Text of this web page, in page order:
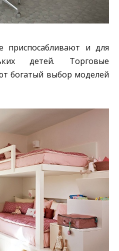
приспосабливают и для
детей. Торговые
богатый выбор моделей